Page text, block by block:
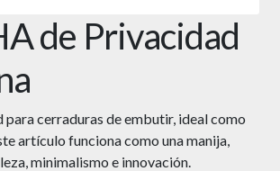
de Privacidad
para cerraduras de embutir, ideal como
artículo funciona como una manija,
minimalismo e innovación.